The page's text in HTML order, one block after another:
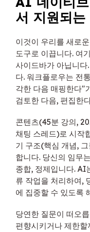
서 지원되는
이것이 우리를 새로
도구로 이끕니다. 여
사이드바가 아닙니다
다. 워크플로우는 전
각한 다음 매핑한다"
검토한 다음, 편집한
콘텐츠(45분 강의,
채팅 스레드)로 시작
기 구조(핵심 개념,
합니다. 당신의 임무
종합, 정제입니다. AI
류 작업을 처리하여,
에 집중할 수 있도록
당연한 질문이 떠오
편향시키거나 제한